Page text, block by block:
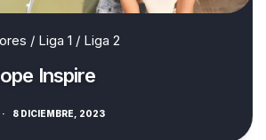
/ Liga 1 / Liga 2
Inspire
· 8 DICIEMBRE, 2023